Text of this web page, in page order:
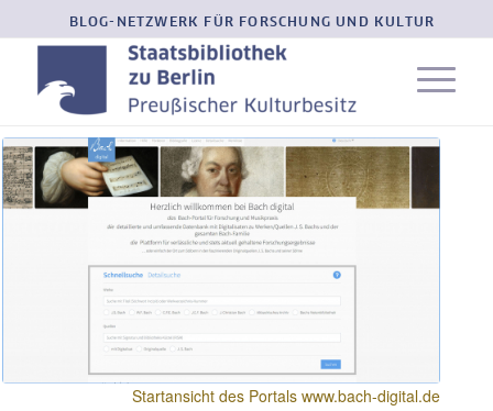
BLOG-NETZWERK FÜR FORSCHUNG UND KULTUR
Startansicht des Portals www.bach-digital.de